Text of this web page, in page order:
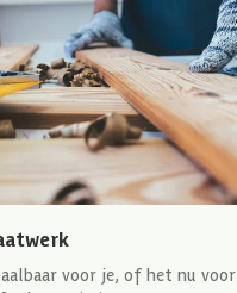
voor je, of het nu voor